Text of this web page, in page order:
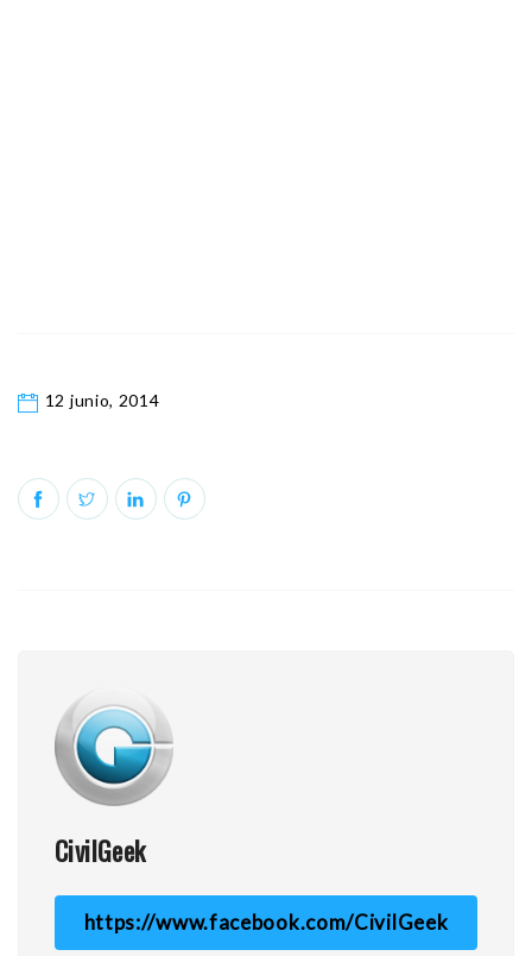
12 junio, 2014
CivilGeek
https://www.facebook.com/CivilGeek